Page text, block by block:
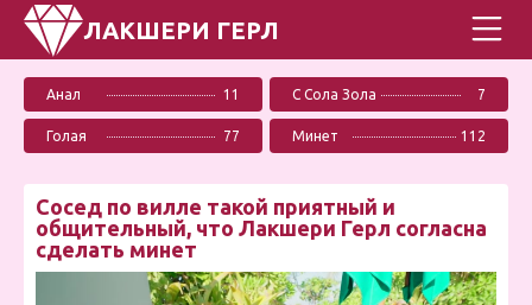
ЛАКШЕРИ ГЕРЛ
Анал 11 С Сола Зола 7
Голая 77 Минет 112
Сосед по вилле такой приятный и
общительный, что Лакшери Герл согласна
сделать минет